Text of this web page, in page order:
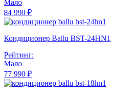
Мало
84 990 ₽
Кондиционер Ballu BST-24HN1
Рейтинг:
Мало
77 990 ₽